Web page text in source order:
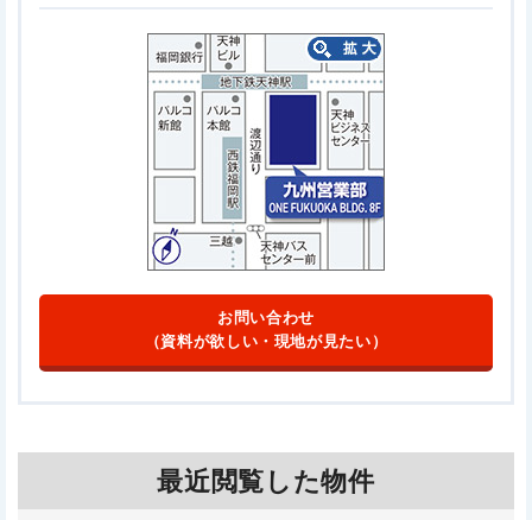
お問い合わせ
（資料が欲しい・現地が見たい）
最近閲覧した物件